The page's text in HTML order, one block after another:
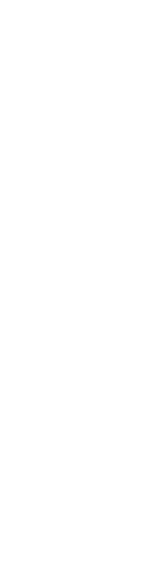
Y qué
El casco
.
conducción
(fecales) que
que
rejillas o
capacidad de
residuales.
colectores por